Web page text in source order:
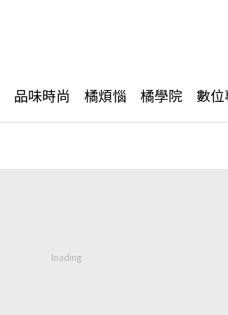
品味時尚 橘煩惱 橘學院 數